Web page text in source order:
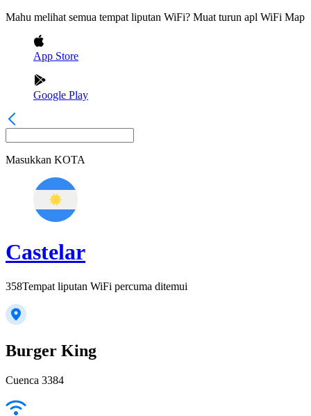
Mahu melihat semua tempat liputan WiFi? Muat turun apl WiFi Map
App Store
Google Play
Masukkan KOTA
Castelar
358Tempat liputan WiFi percuma ditemui
Burger King
Cuenca 3384